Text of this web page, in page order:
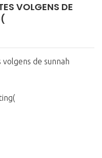
VOLGENS DE
de sunnah